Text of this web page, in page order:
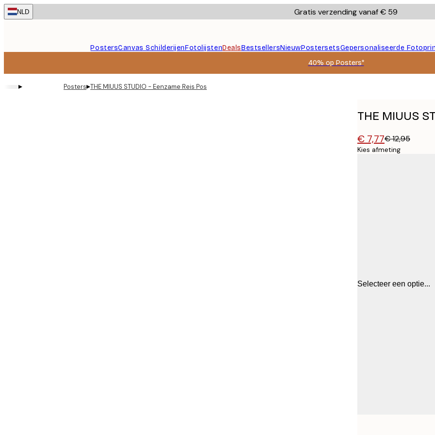
Skip
to
NLD Gratis verzending vanaf € 59
PostersCanvas SchilderijenFotolijstenDealsBestsellersNieuwPostersetsGepersonaliseerde
40% op Posters*
▸ Posters▸THE MIUUS STUDIO - Eenzame Reis Poster
THE MIUUS
€ 7,77€ 12,95
Kies afmeting
Selecteer een optie...